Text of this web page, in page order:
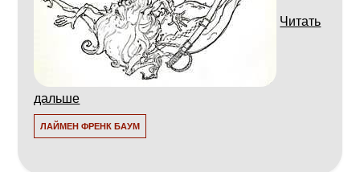
Читать
дальше
ЛАЙМЕН ФРЕНК БАУМ